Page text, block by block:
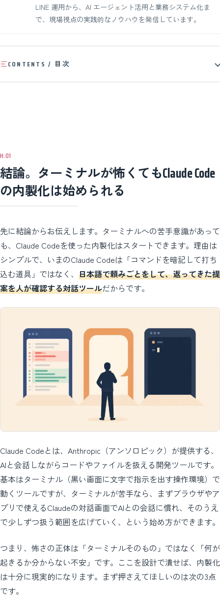
LINE 運用から、AI エージェント活用と業務システム化ま
で、現場視点の実践的なノウハウを発信しています。
CONTENTS / 目次
結論。ターミナルが怖くてもClaude Code
の内製化は始められる
先に結論からお伝えします。ターミナルへの苦手意識があって
も、Claude Codeを使った内製化はスタートできます。理由は
シンプルで、いまのClaude Codeは「コマンドを暗記して打ち
込む道具」ではなく、 日本語で頼みごとをして、返ってきた提
案を人が確認する対話ツールだからです。
Claude Codeとは、Anthropic（アンソロピック）が提供する、
AIと会話しながらコードやファイルを扱える開発ツールです。
基本はターミナル（黒い画面に文字で指示を出す操作環境）で
動くツールですが、ターミナルが苦手なら、まずブラウザやア
プリで使えるClaudeの対話画面でAIとの会話に慣れ、そのうえ
で少しずつ扱う範囲を広げていく、という始め方ができます。
つまり、怖さの正体は「ターミナルそのもの」ではなく「何が
起きるか分からない不安」です。ここを設計で潰せば、内製化
は十分に現実的になります。まず押さえてほしいのは次の3点
です。